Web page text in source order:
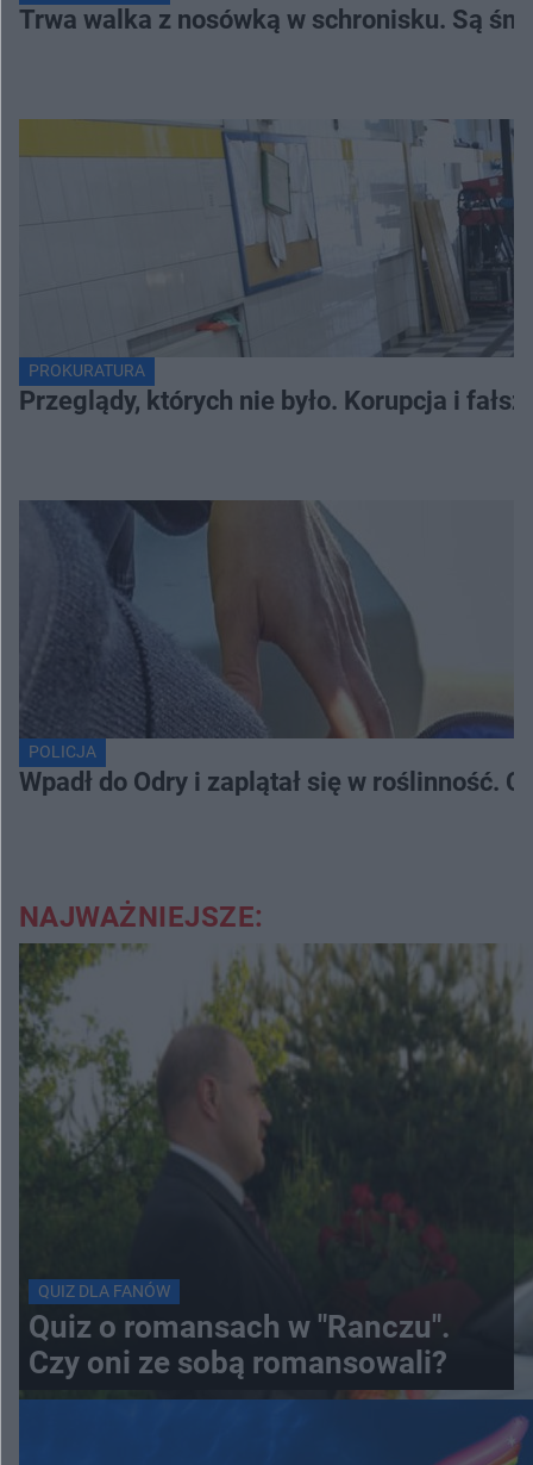
Trwa walka z nosówką w schronisku. Są
PROKURATURA
Przeglądy, których nie było. Korupcja i
POLICJA
Wpadł do Odry i zaplątał się w roślinność.
NAJWAŻNIEJSZE:
QUIZ DLA FANÓW
Quiz o romansach w "Ranczu".
Czy oni ze sobą romansowali?